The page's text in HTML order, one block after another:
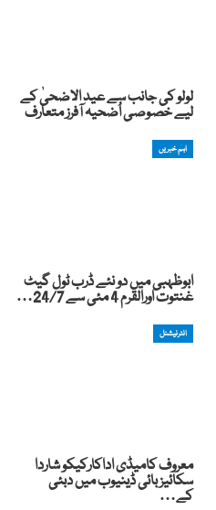
لولو کی جانب سے عید الاضحیٰ کے
لیے خصوصی اُضحیہ آفرز متعارف
اہم خبریں
ابوظہبی میں دو نئے ڈرب ٹول گیٹ
غنتوت اورالقرم 4 مئی سے 24/7…
انٹرنیشنل
معروف کامیڈی اداکارکیکو شاردا
سکائیز بائی ڈینیوب میں دبئی
کے…